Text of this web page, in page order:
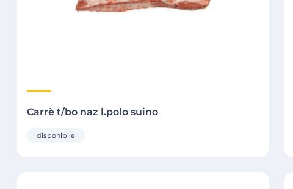
Carrè t/bo naz l.polo suino
disponibile